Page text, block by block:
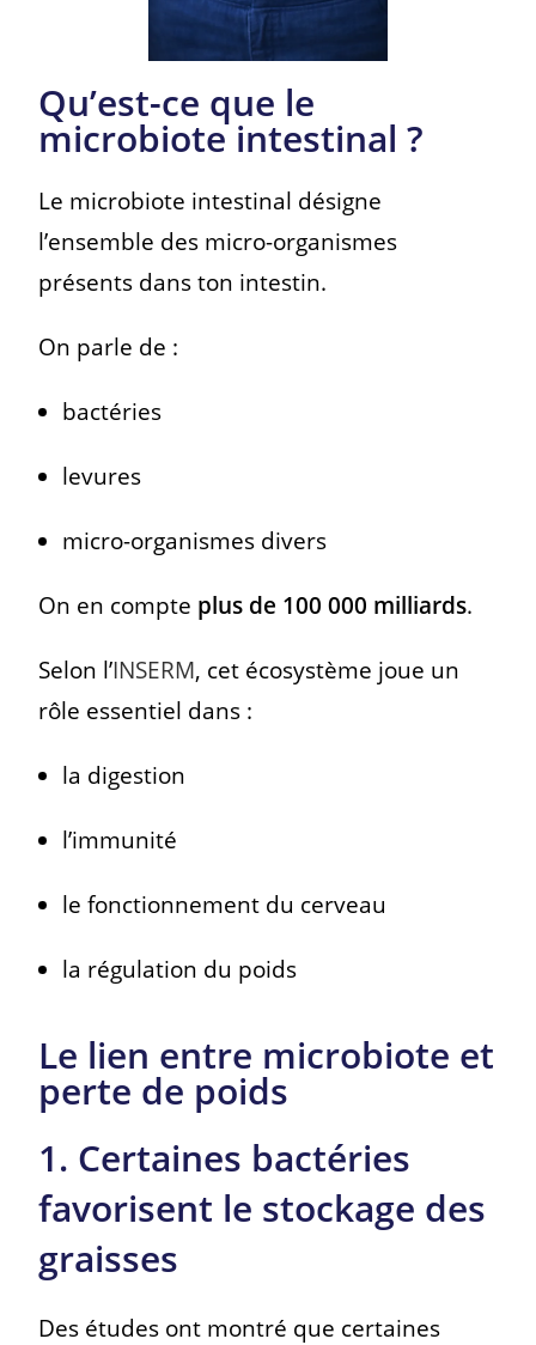
Qu’est-ce que le
microbiote intestinal ?
Le microbiote intestinal désigne
l’ensemble des micro-organismes
présents dans ton intestin.
On parle de :
bactéries
levures
micro-organismes divers
On en compte plus de 100 000 milliards.
Selon l’INSERM, cet écosystème joue un
rôle essentiel dans :
la digestion
l’immunité
le fonctionnement du cerveau
la régulation du poids
Le lien entre microbiote et
perte de poids
1. Certaines bactéries
favorisent le stockage des
graisses
Des études ont montré que certaines